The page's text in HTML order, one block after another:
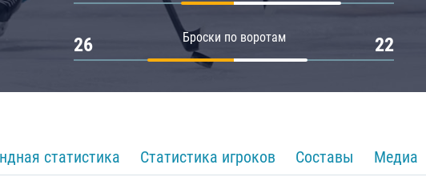
Броски по воротам
26 22
статистика Статистика игроков Составы Медиа